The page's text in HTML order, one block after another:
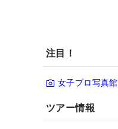
注目！
女子プロ写真館
ツアー情報